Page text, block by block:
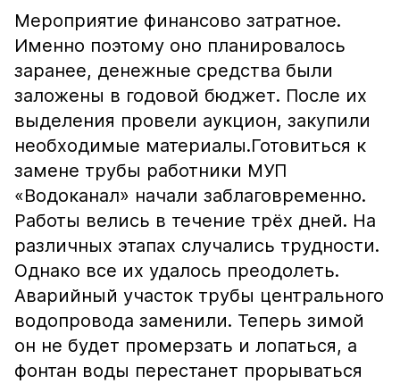
Мероприятие финансово затратное.
Именно поэтому оно планировалось
заранее, денежные средства были
заложены в годовой бюджет. После их
выделения провели аукцион, закупили
необходимые материалы.Готовиться к
замене трубы работники МУП
«Водоканал» начали заблаговременно.
Работы велись в течение трёх дней. На
различных этапах случались трудности.
Однако все их удалось преодолеть.
Аварийный участок трубы центрального
водопровода заменили. Теперь зимой
он не будет промерзать и лопаться, а
фонтан воды перестанет прорываться